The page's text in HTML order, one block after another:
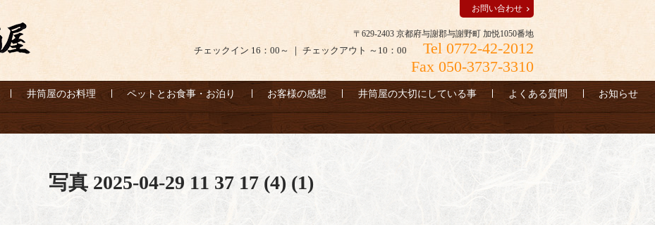
〒629-2403 京都府与謝郡与謝野町 加悦1050番地
チェックイン 16：00～ ｜ チェックアウト ～10：00
Tel 0772-42-2012
Fax 050-3737-3310
お問い合わせ
井筒屋のお料理 ペットとお食事・お泊り お客様の感想 井筒屋の大切にしている事 よくある質問 お知らせ
写真 2025-04-29 11 37 17 (4) (1)